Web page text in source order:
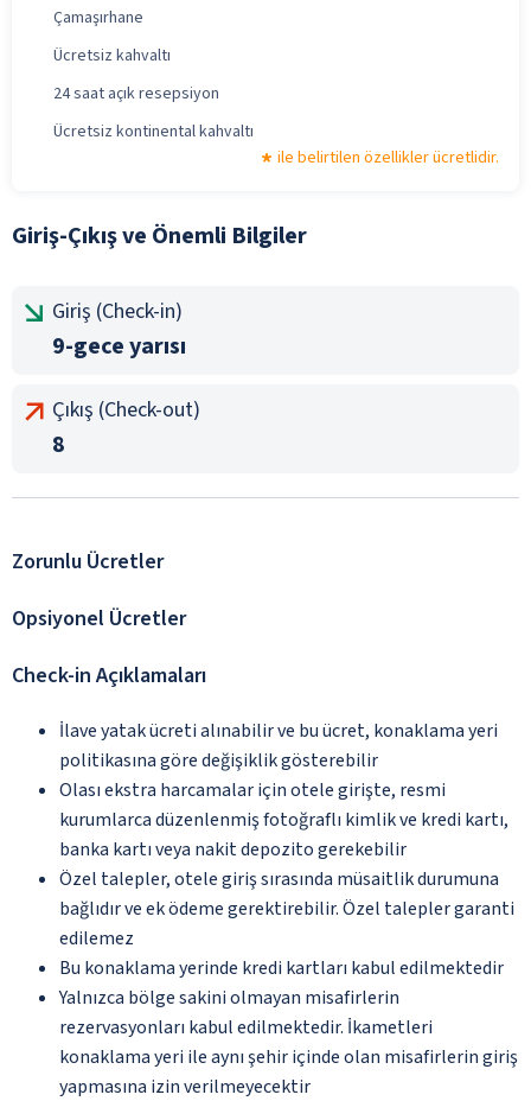
Çamaşırhane
Ücretsiz kahvaltı
24 saat açık resepsiyon
Ücretsiz kontinental kahvaltı
ile belirtilen özellikler ücretlidir.
Giriş-Çıkış ve Önemli Bilgiler
Giriş (Check-in)
9-gece yarısı
Çıkış (Check-out)
8
Zorunlu Ücretler
Opsiyonel Ücretler
Check-in Açıklamaları
İlave yatak ücreti alınabilir ve bu ücret, konaklama yeri
politikasına göre değişiklik gösterebilir
Olası ekstra harcamalar için otele girişte, resmi
kurumlarca düzenlenmiş fotoğraflı kimlik ve kredi kartı,
banka kartı veya nakit depozito gerekebilir
Özel talepler, otele giriş sırasında müsaitlik durumuna
bağlıdır ve ek ödeme gerektirebilir. Özel talepler garanti
edilemez
Bu konaklama yerinde kredi kartları kabul edilmektedir
Yalnızca bölge sakini olmayan misafirlerin
rezervasyonları kabul edilmektedir. İkametleri
konaklama yeri ile aynı şehir içinde olan misafirlerin giriş
yapmasına izin verilmeyecektir